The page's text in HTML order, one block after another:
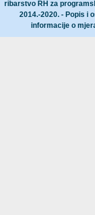
ribarstvo RH za
2014.-2020. - Popis i
informacije o